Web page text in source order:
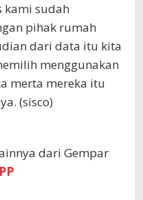
kami sudah
pihak rumah
dari data itu kita
menggunakan
merta mereka itu
(sisco)
dari Gempar